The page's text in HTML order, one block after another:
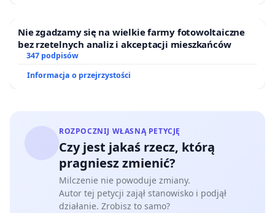
Nie zgadzamy się na wielkie farmy fotowoltaiczne
bez rzetelnych analiz i akceptacji mieszkańców
347 podpisów
Informacja o przejrzystości
ROZPOCZNIJ WŁASNĄ PETYCJĘ
Czy jest jakaś rzecz, którą
pragniesz zmienić?
Milczenie nie powoduje zmiany.
Autor tej petycji zajął stanowisko i podjął
działanie. Zrobisz to samo?